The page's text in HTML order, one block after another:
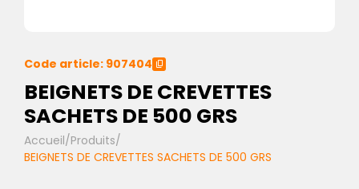
Code article: 907404
BEIGNETS DE CREVETTES
SACHETS DE 500 GRS
Accueil/Produits/
BEIGNETS DE CREVETTES SACHETS DE 500 GRS